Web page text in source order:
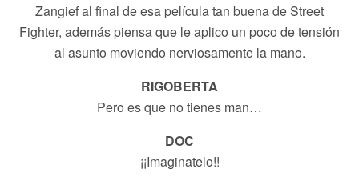
Zangief al final de esa película tan buena de Street
Fighter, además piensa que le aplico un poco de tensión
al asunto moviendo nerviosamente la mano.
RIGOBERTA
Pero es que no tienes man…
DOC
¡¡Imaginatelo!!